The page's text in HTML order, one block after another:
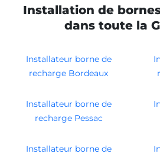
Installation de
dans toute la
Installateur borne de
recharge Bordeaux
Installateur borne de
recharge Pessac
Installateur borne de